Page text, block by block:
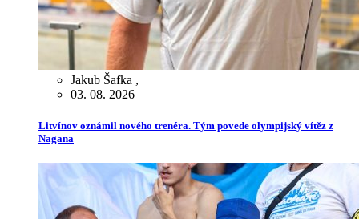
Jakub Šafka ,
03. 08. 2026
Litvínov oznámil nového trenéra. Tým povede olympijský vítěz z
Nagana